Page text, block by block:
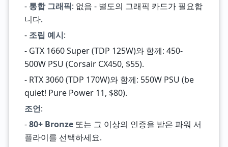
- 통합 그래픽: 없음 - 별도의 그래픽 카드가 필요합
니다.
- 조립 예시:
- GTX 1660 Super (TDP 125W)와 함께: 450-
500W PSU (Corsair CX450, $55).
- RTX 3060 (TDP 170W)와 함께: 550W PSU (be
quiet! Pure Power 11, $80).
조언:
-80+ Bronze또는 그 이상의 인증을 받은 파워 서
플라이를 선택하세요.